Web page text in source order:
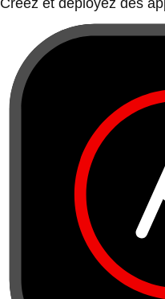
Créez et déployez des